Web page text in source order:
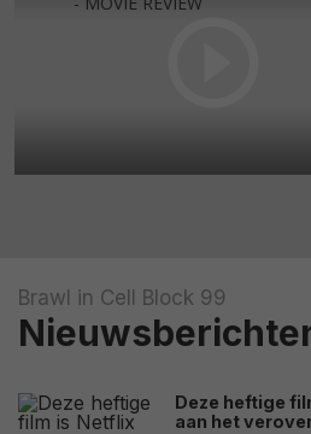
Brawl in Cell Block 99
Deze heftige
aan het